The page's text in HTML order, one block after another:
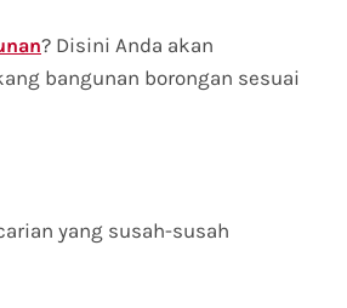
? Disini Anda akan
bangunan borongan sesuai
yang susah-susah